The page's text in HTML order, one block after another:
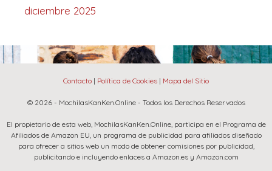
diciembre 2025
Contacto | Política de Cookies | Mapa del Sitio
© 2026 - MochilasKanKen.Online - Todos los Derechos Reservados
El propietario de esta web, MochilasKanKen.Online, participa en el Programa de
Afiliados de Amazon EU, un programa de publicidad para afiliados diseñado
para ofrecer a sitios web un modo de obtener comisiones por publicidad,
publicitando e incluyendo enlaces a Amazon.es y Amazon.com